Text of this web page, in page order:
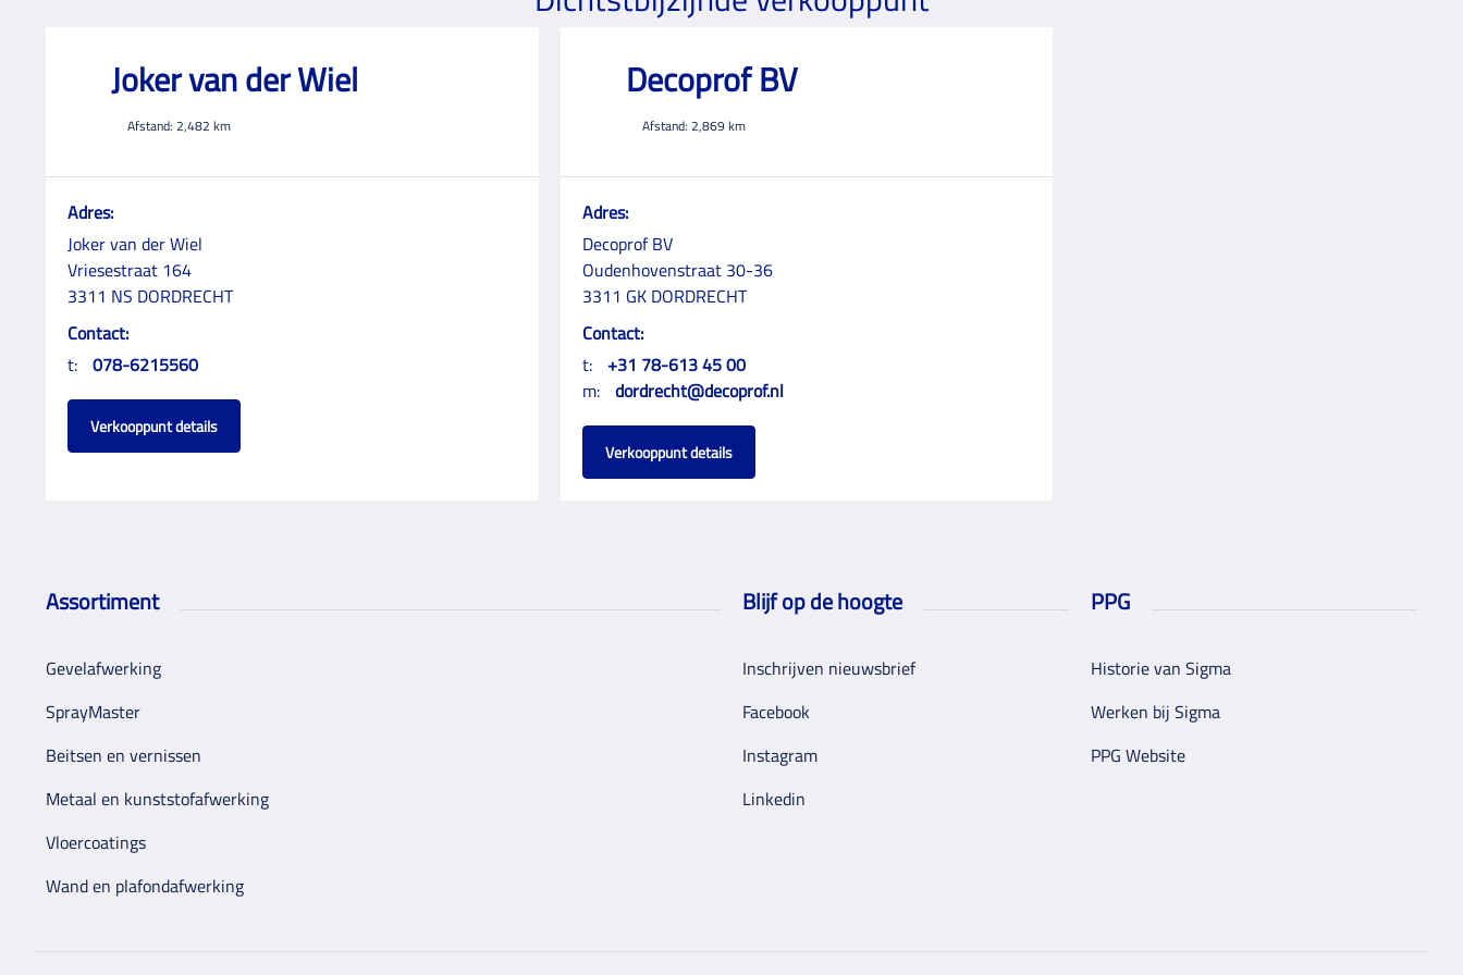
Joker van der Wiel
Afstand: 2,482 km
Adres:
Joker van der Wiel
Vriesestraat 164
3311 NS DORDRECHT
Contact:
t: 078-6215560
Verkooppunt details
Decoprof BV
Afstand: 2,869 km
Adres:
Decoprof BV
Oudenhovenstraat 30-36
3311 GK DORDRECHT
Contact:
t: +31 78-613 45 00
m: dordrecht@decoprof.nl
Verkooppunt details
Assortiment
Gevelafwerking
SprayMaster
Beitsen en vernissen
Metaal en kunststofafwerking
Vloercoatings
Wand en plafondafwerking
Blijf op de hoogte
Inschrijven nieuwsbrief
Facebook
Instagram
Linkedin
PPG
Historie van Sigma
Werken bij Sigma
PPG Website